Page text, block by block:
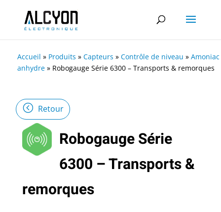
Accueil » Produits » Capteurs » Contrôle de niveau » Amoniac
anhydre » Robogauge Série 6300 – Transports & remorques
Retour
Robogauge Série
6300 – Transports &
remorques